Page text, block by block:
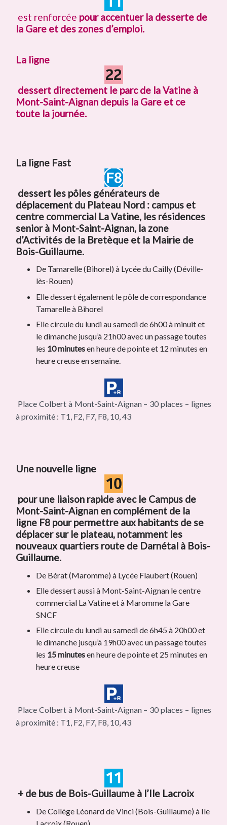
est renforcée pour accentuer la desserte de
la Gare et des zones d’emploi.
La ligne
dessert directement le parc de la Vatine à
Mont-Saint-Aignan depuis la Gare et ce
toute la journée.
La ligne Fast
dessert les pôles générateurs de
déplacement du Plateau Nord : campus et
centre commercial La Vatine, les résidences
senior à Mont-Saint-Aignan, la zone
d’Activités de la Bretèque et la Mairie de
Bois-Guillaume.
De Tamarelle (Bihorel) à Lycée du Cailly (Déville-
lès-Rouen)
Elle dessert également le pôle de correspondance
Tamarelle à Bihorel
Elle circule du lundi au samedi de 6h00 à minuit et
le dimanche jusqu’à 21h00 avec un passage toutes
les 10 minutesen heure de pointe et 12 minutes en
heure creuse en semaine.
Place Colbert à Mont-Saint-Aignan – 30 places – lignes
à proximité : T1, F2, F7, F8, 10, 43
Une nouvelle ligne
pour une liaison rapide avec le Campus de
Mont-Saint-Aignan en complément de la
ligne F8 pour permettre aux habitants de se
déplacer sur le plateau, notamment les
nouveaux quartiers route de Darnétal à Bois-
Guillaume.
De Bérat (Maromme) à Lycée Flaubert (Rouen)
Elle dessert aussi à Mont-Saint-Aignan le centre
commercial La Vatine et à Maromme la Gare
SNCF
Elle circule du lundi au samedi de 6h45 à 20h00 et
le dimanche jusqu’à 19h00 avec un passage toutes
les 15 minutesen heure de pointe et 25 minutes en
heure creuse
Place Colbert à Mont-Saint-Aignan – 30 places – lignes
à proximité : T1, F2, F7, F8, 10, 43
+ de bus de Bois-Guillaume à l’Ile Lacroix
De Collège Léonard de Vinci (Bois-Guillaume) à Ile
Lacroix (Rouen)